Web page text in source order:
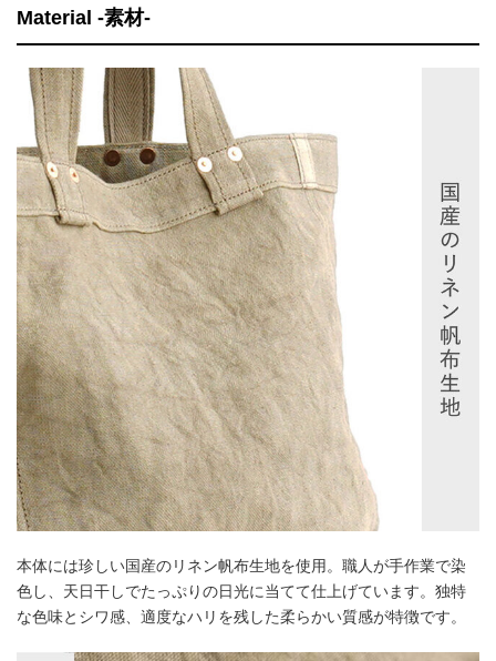
Material -素材-
本体には珍しい国産のリネン帆布生地を使用。職人が手作業で染
色し、天日干しでたっぷりの日光に当てて仕上げています。独特
な色味とシワ感、適度なハリを残した柔らかい質感が特徴です。